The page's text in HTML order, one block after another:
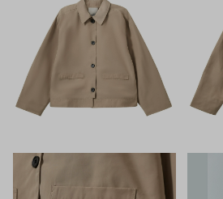
Bestel
kinderkleding
van
hoge
kwaliteit
in